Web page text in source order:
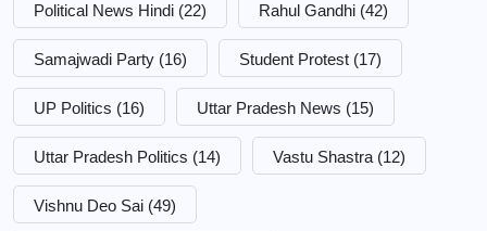
Political News Hindi (22) Rahul Gandhi (42)
Samajwadi Party (16) Student Protest (17)
UP Politics (16) Uttar Pradesh News (15)
Uttar Pradesh Politics (14) Vastu Shastra (12)
Vishnu Deo Sai (49)